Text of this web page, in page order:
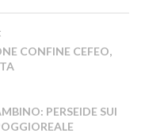
CONFINE CEFEO,
PERSEIDE SUI